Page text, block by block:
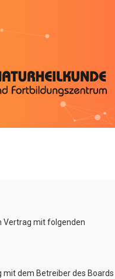
Vertrag mit folgenden
mit dem Betreiber des Boards